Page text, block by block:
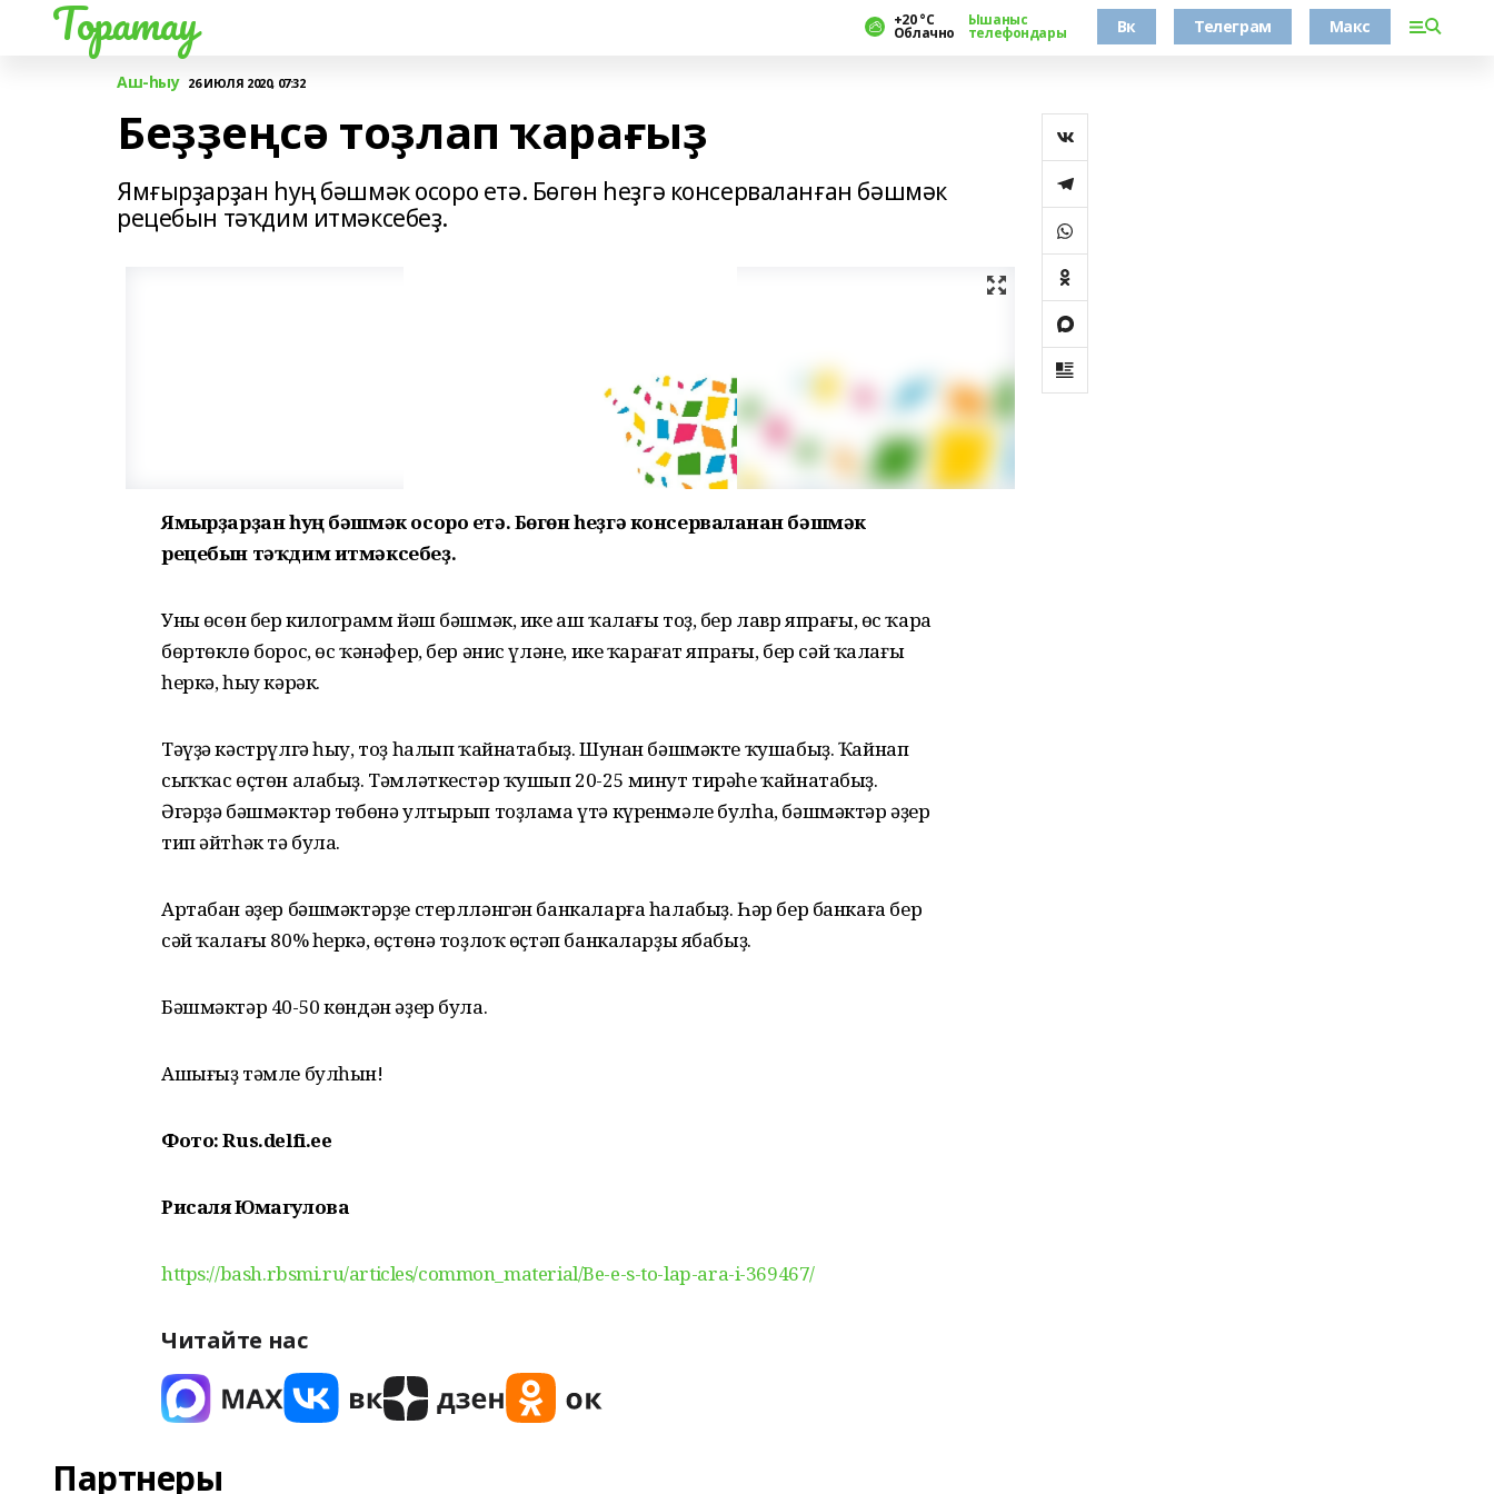
Торатау +20 °С
Облачно
Ышаныс
телефондары Вк Телеграм Макс
Аш-һыу 26 ИЮЛЯ 2020, 07:32
Беҙҙеңсә тоҙлап ҡарағыҙ
Ямғырҙарҙан һуң бәшмәк осоро етә. Бөгөн һеҙгә консерваланған бәшмәк
рецебын тәҡдим итмәксебеҙ.
Ямғырҙарҙан һуң бәшмәк осоро етә. Бөгөн һеҙгә консерваланған бәшмәк
рецебын тәҡдим итмәксебеҙ.
Уның өсөн бер килограмм йәш бәшмәк, ике аш ҡалағы тоҙ, бер лавр япрағы, өс ҡара
бөртөклө борос, өс ҡәнәфер, бер әнис үләне, ике ҡарағат япрағы, бер сәй ҡалағы
һеркә, һыу кәрәк.
Тәүҙә кәстрүлгә һыу, тоҙ һалып ҡайнатабыҙ. Шунан бәшмәкте ҡушабыҙ. Ҡайнап
сыҡҡас өҫтөн алабыҙ. Тәмләткестәр ҡушып 20-25 минут тирәһе ҡайнатабыҙ.
Әгәрҙә бәшмәктәр төбөнә ултырып тоҙлама үтә күренмәле булһа, бәшмәктәр әҙер
тип әйтһәк тә була.
Артабан әҙер бәшмәктәрҙе стерлләнгән банкаларға һалабыҙ. Һәр бер банкаға бер
сәй ҡалағы 80% һеркә, өҫтөнә тоҙлоҡ өҫтәп банкаларҙы ябабыҙ.
Бәшмәктәр 40-50 көндән әҙер була.
Ашығыҙ тәмле булһын!
Фото: Rus.delfi.ee
Рисаля Юмагулова
https://bash.rbsmi.ru/articles/common_material/Be-e-s-to-lap-ara-i-369467/
Читайте нас
Партнеры